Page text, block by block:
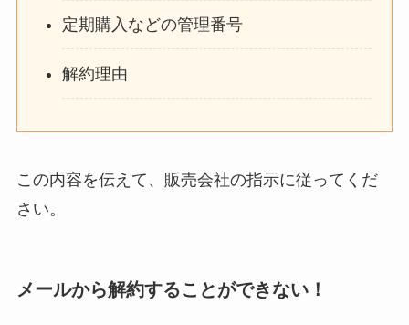
定期購入などの管理番号
解約理由
この内容を伝えて、販売会社の指示に従ってくだ
さい。
メールから解約することができない！